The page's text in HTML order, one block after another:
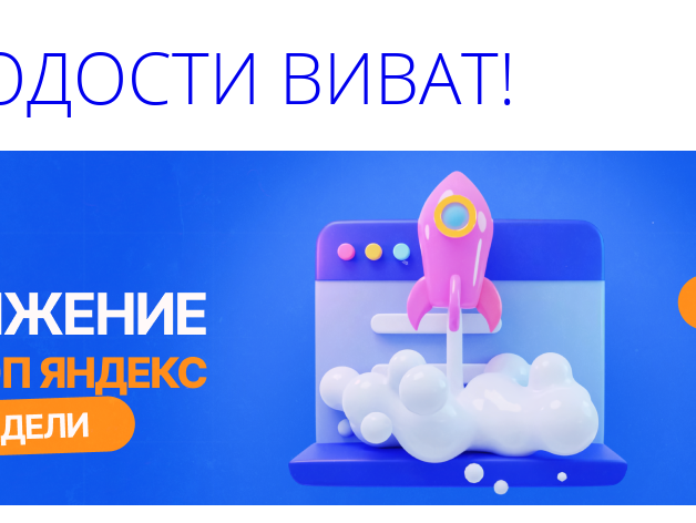
ВИВАТ!